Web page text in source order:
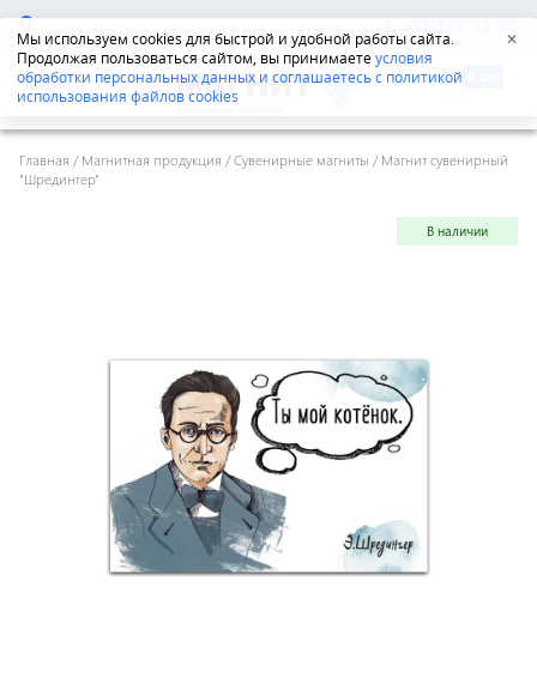
Мы используем cookies для быстрой и удобной работы сайта.
Продолжая пользоваться сайтом, вы принимаетеусловия
обработки персональных данных и соглашаетесь с политикой
использования файлов cookies
✕
Екатеринбург 8-800-555-42-96
Главная /Магнитная продукция /Сувенирные магниты /Магнит сувенирный
"Шредингер"
В наличии